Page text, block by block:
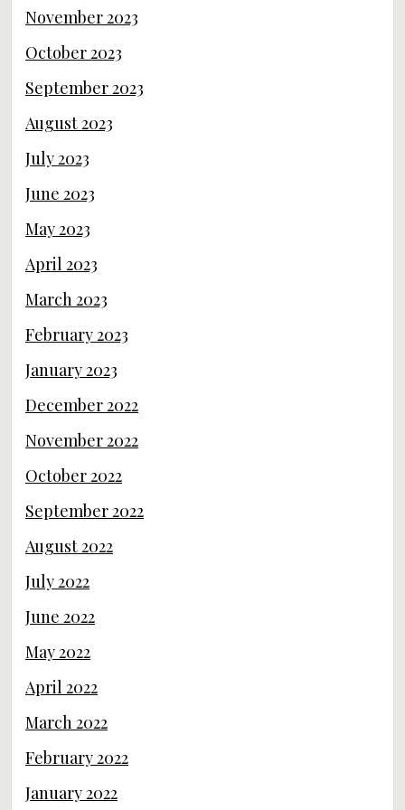
November 2023
October 2023
September 2023
August 2023
July 2023
June 2023
May 2023
April 2023
March 2023
February 2023
January 2023
December 2022
November 2022
October 2022
September 2022
August 2022
July 2022
June 2022
May 2022
April 2022
March 2022
February 2022
January 2022